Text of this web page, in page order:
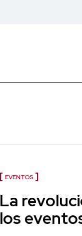
EVENTOS
La
los